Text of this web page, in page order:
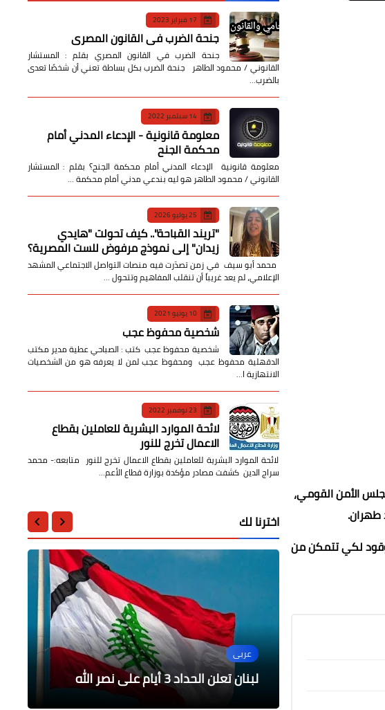
الأمن القومي،
طهران.
لكي تتمكن من
17 فبراير 2023
جنحة الضرب في القانون المصري
جنحة الضرب في القانون المصري بقلم : المستشار
القانوني / محمود الطاهر جنحة الضرب بكل بساطة تعني أن شخصًا تعدى
بالضرب…
14 سبتمبر 2022
معلومة قانونية - الإدعاء المدني أمام
محكمة الجنح
معلومة قانونية الإدعاء المدني أمام محكمة الجنح؟ بقلم : المستشار
القانوني / محمود الطاهر هو ليه بندعي مدني أمام محكمة …
25 يوليو 2026
​"تريند القباحة".. كيف تحولت "هايدي
زيدان" إلى نموذج مرفوض للست المصرية؟
​ محمد أبو سيف ​في زمن تصدّرت فيه منصات التواصل الاجتماعي المشهد
الإعلامي، لم يعد غريباً أن تنقلب المفاهيم وتتحول …
10 يونيو 2021
شخصية محفوظ عجب
شخصية محفوظ عجب كتب : الصباحي عطية مدير مكتب
الدقهلية محفوظ عجب ومحفوظ عجب لمن لا يعرفه هو من الشخصيات
الانتهازية ا…
23 نوفمبر 2022
لائحة الموارد البشرية للعاملين بقطاع
الاعمال تخرج للنور
لائحة الموارد البشرية للعاملين بقطاع الاعمال تخرج للنور متابعه:- محمد
سراج الدين كشفت مصادر مؤكدة بوزارة قطاع الأعم…
اخترنا لك
عالمى
أردوغان يهاجم إسرائيل ويتهمها بارتكاب
إبادة جماعية
عربى
لبنان تعلن الحداد 3 أيام على نصر الله
فن
إيهاب توفيق قريبًا في ضيافة برنامج
معكم منى الشاذلي
أخبار مصر
الرئيس السيسي يبحث إستراتيجية التنمية
الشاملة لمحافظة جنوب سيناء
أخبار مصر
وزير الخارجية والهجرة يلتقي مع وزير
خارجية النيجر